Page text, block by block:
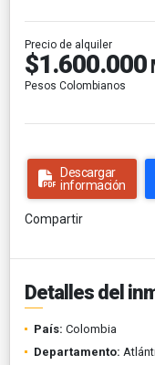
Precio de alquiler
$1.600.000
Pesos Colombianos
Descargar
información
Compartir
Detalles del
País: Colombia
Departamento: